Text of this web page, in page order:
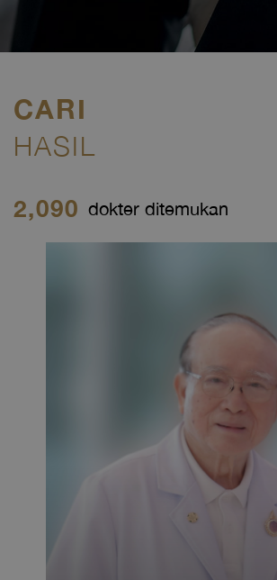
CARI
HASIL
2,090 dokter ditemukan